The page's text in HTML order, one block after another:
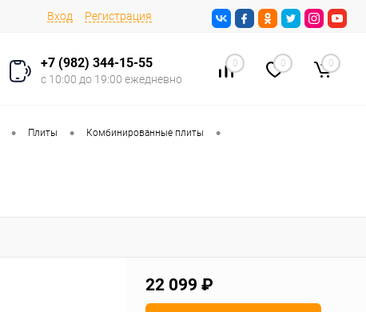
Вход Регистрация
+7 (982) 344-15-55
с 10:00 до 19:00 ежедневно
0 0 0
• Плиты • Комбинированные плиты •
22 099 ₽